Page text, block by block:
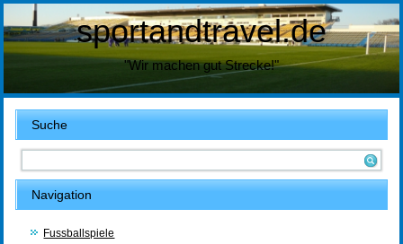
sportandtravel.de
"Wir machen gut Strecke!"
Suche
Navigation
Fussballspiele